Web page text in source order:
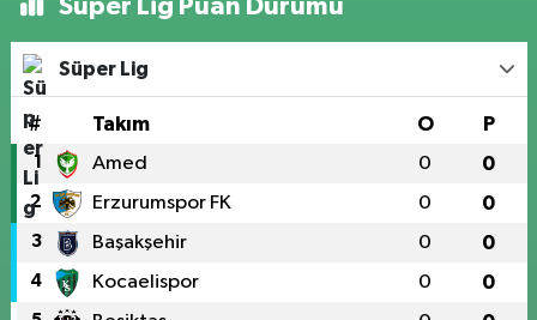
Süper Lig Puan Durumu
Süper Lig
# Takım O P
1 Amed 0 0
2 Erzurumspor FK 0 0
3 Başakşehir 0 0
4 Kocaelispor 0 0